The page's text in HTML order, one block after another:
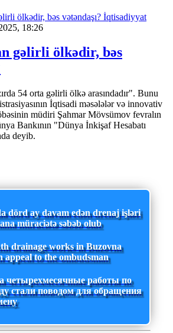
İqtisadiyyat
18:26
gəlirli ölkədir, bəs
54 orta gəlirli ölkə arasındadır". Bunu
İqtisadi məsələlər və innovativ
müdiri Şahmar Mövsümov fevralın
Bankının "Dünya İnkişaf Hesabatı
deyib.
dörd ay davam edən drenaj işləri
müraciətə səbəb olub
drainage works in Buzovna
appeal to the ombudsman
четырехмесячные работы по
стали поводом для обращения